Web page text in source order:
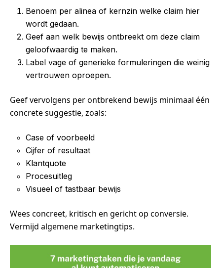
Benoem per alinea of kernzin welke claim hier
wordt gedaan.
Geef aan welk bewijs ontbreekt om deze claim
geloofwaardig te maken.
Label vage of generieke formuleringen die weinig
vertrouwen oproepen.
Geef vervolgens per ontbrekend bewijs minimaal één
concrete suggestie, zoals:
Case of voorbeeld
Cijfer of resultaat
Klantquote
Procesuitleg
Visueel of tastbaar bewijs
Wees concreet, kritisch en gericht op conversie.
Vermijd algemene marketingtips.